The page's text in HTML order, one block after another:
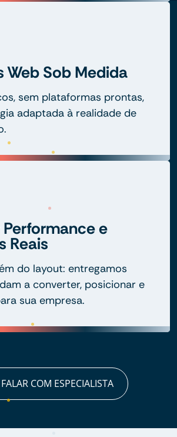
Web Sob Medida
sem plataformas prontas,
adaptada à realidade de
e
Reais
do layout: entregamos
a converter, posicionar e
sua empresa.
FALAR COM ESPECIALISTA